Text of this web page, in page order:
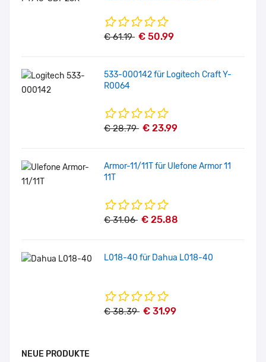
€ 61.19 € 50.99
533-000142 für Logitech Craft Y-
R0064
€ 28.79 € 23.99
Armor-11/11T für Ulefone Armor 11
11T
€ 31.06 € 25.88
L018-40 für Dahua L018-40
€ 38.39 € 31.99
NEUE PRODUKTE